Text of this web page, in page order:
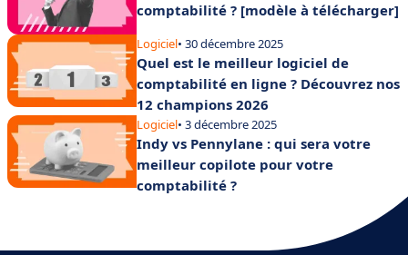
comptabilité ? [modèle à télécharger]
Logiciel• 30 décembre 2025
Quel est le meilleur logiciel de
comptabilité en ligne ? Découvrez nos
12 champions 2026
Logiciel• 3 décembre 2025
Indy vs Pennylane : qui sera votre
meilleur copilote pour votre
comptabilité ?